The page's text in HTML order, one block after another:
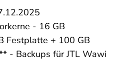
- 16 GB
Festplatte + 100 GB
- Backups für JTL Wawi